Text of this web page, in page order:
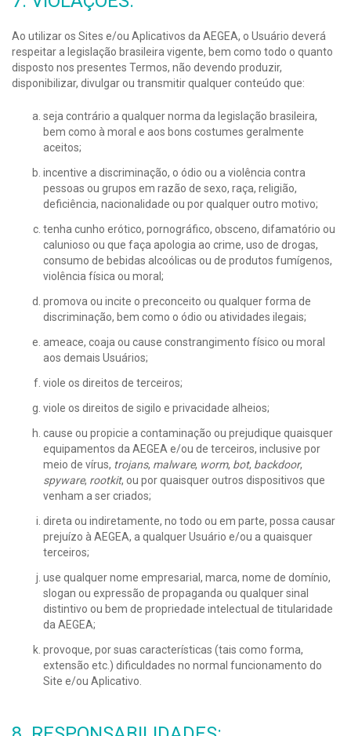
Ao utilizar os Sites e/ou Aplicativos da AEGEA, o Usuário deverá
respeitar a legislação brasileira vigente, bem como todo o quanto
disposto nos presentes Termos, não devendo produzir,
disponibilizar, divulgar ou transmitir qualquer conteúdo que:
seja contrário a qualquer norma da legislação brasileira,
bem como à moral e aos bons costumes geralmente
aceitos;
incentive a discriminação, o ódio ou a violência contra
pessoas ou grupos em razão de sexo, raça, religião,
deficiência, nacionalidade ou por qualquer outro motivo;
tenha cunho erótico, pornográfico, obsceno, difamatório ou
calunioso ou que faça apologia ao crime, uso de drogas,
consumo de bebidas alcoólicas ou de produtos fumígenos,
violência física ou moral;
promova ou incite o preconceito ou qualquer forma de
discriminação, bem como o ódio ou atividades ilegais;
ameace, coaja ou cause constrangimento físico ou moral
aos demais Usuários;
viole os direitos de terceiros;
viole os direitos de sigilo e privacidade alheios;
cause ou propicie a contaminação ou prejudique quaisquer
equipamentos da AEGEA e/ou de terceiros, inclusive por
meio de vírus, trojans, malware, worm, bot, backdoor,
spyware, rootkit, ou por quaisquer outros dispositivos que
venham a ser criados;
direta ou indiretamente, no todo ou em parte, possa causar
prejuízo à AEGEA, a qualquer Usuário e/ou a quaisquer
terceiros;
use qualquer nome empresarial, marca, nome de domínio,
slogan ou expressão de propaganda ou qualquer sinal
distintivo ou bem de propriedade intelectual de titularidade
da AEGEA;
provoque, por suas características (tais como forma,
extensão etc.) dificuldades no normal funcionamento do
Site e/ou Aplicativo.